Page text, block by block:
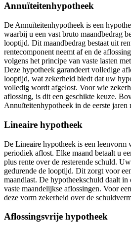
Annuïteitenhypotheek
De Annuïteitenhypotheek is een
waarbij u een vast bruto maandbedrag
looptijd. Dit maandbedrag bestaat uit
rentecomponent neemt af en de
volgens het principe van vaste lasten
Deze hypotheek garandeert volledige
looptijd, wat zekerheid biedt dat uw
volledig wordt afgelost. Voor wie
aflossing, is dit een geschikte keuze.
Annuïteitenhypotheek in de eerste jaren
Lineaire hypotheek
De Lineaire hypotheek is een leenvorm
periodiek aflost. Elke maand betaalt u
plus rente over de resterende schuld.
gedurende de looptijd. Dit zorgt voor
maandlast. De hypotheekschuld daalt in
vaste maandelijkse aflossingen. Voor
deze vorm zekerheid over de
Aflossingsvrije hypotheek